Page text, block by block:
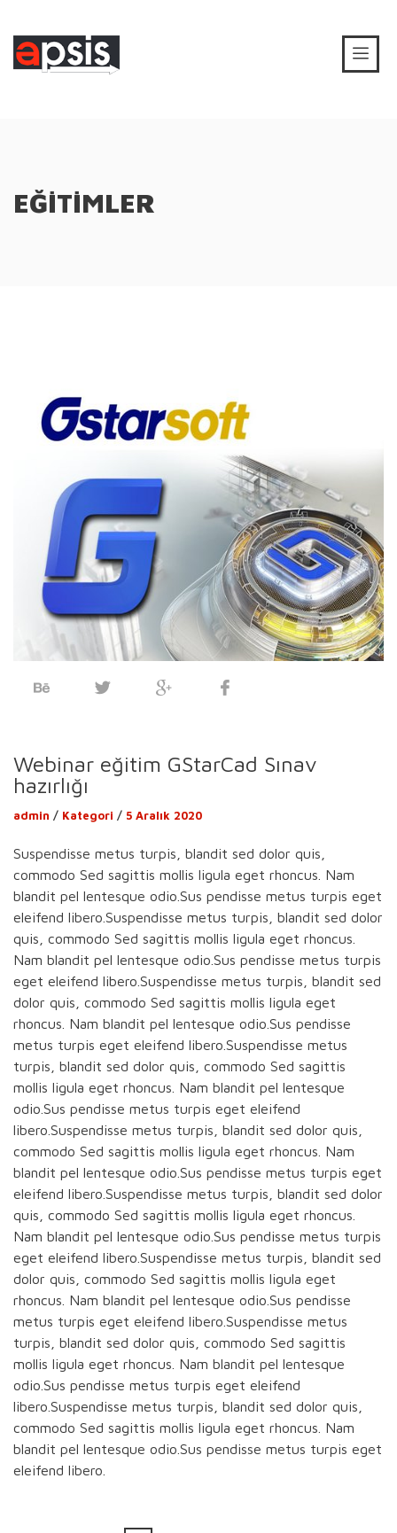
EĞİTİMLER
Webinar eğitim GStarCad Sınav
hazırlığı
admin / Kategori / 5 Aralık 2020
Suspendisse metus turpis, blandit sed dolor quis,
commodo Sed sagittis mollis ligula eget rhoncus. Nam
blandit pel lentesque odio.Sus pendisse metus turpis eget
eleifend libero.Suspendisse metus turpis, blandit sed dolor
quis, commodo Sed sagittis mollis ligula eget rhoncus.
Nam blandit pel lentesque odio.Sus pendisse metus turpis
eget eleifend libero.Suspendisse metus turpis, blandit sed
dolor quis, commodo Sed sagittis mollis ligula eget
rhoncus. Nam blandit pel lentesque odio.Sus pendisse
metus turpis eget eleifend libero.Suspendisse metus
turpis, blandit sed dolor quis, commodo Sed sagittis
mollis ligula eget rhoncus. Nam blandit pel lentesque
odio.Sus pendisse metus turpis eget eleifend
libero.Suspendisse metus turpis, blandit sed dolor quis,
commodo Sed sagittis mollis ligula eget rhoncus. Nam
blandit pel lentesque odio.Sus pendisse metus turpis eget
eleifend libero.Suspendisse metus turpis, blandit sed dolor
quis, commodo Sed sagittis mollis ligula eget rhoncus.
Nam blandit pel lentesque odio.Sus pendisse metus turpis
eget eleifend libero.Suspendisse metus turpis, blandit sed
dolor quis, commodo Sed sagittis mollis ligula eget
rhoncus. Nam blandit pel lentesque odio.Sus pendisse
metus turpis eget eleifend libero.Suspendisse metus
turpis, blandit sed dolor quis, commodo Sed sagittis
mollis ligula eget rhoncus. Nam blandit pel lentesque
odio.Sus pendisse metus turpis eget eleifend
libero.Suspendisse metus turpis, blandit sed dolor quis,
commodo Sed sagittis mollis ligula eget rhoncus. Nam
blandit pel lentesque odio.Sus pendisse metus turpis eget
eleifend libero.